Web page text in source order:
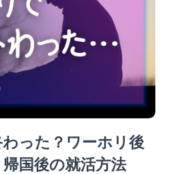
った？ワーホリ後
国後の就活方法